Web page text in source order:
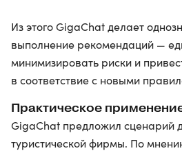
Из этого GigaChat делает
выполнение рекомендаций —
минимизировать риски и
в соответствие с новыми
Практическое
GigaChat предложил сценарий
туристической фирмы. По